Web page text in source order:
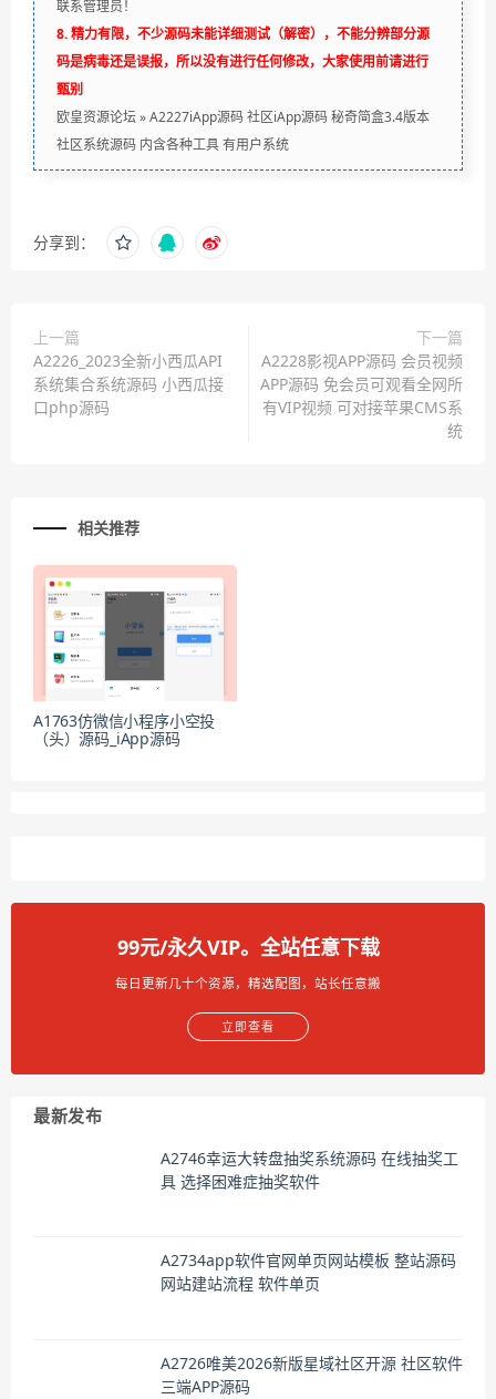
联系管理员！
8. 精力有限，不少源码未能详细测试（解密），不能分辨部分源
码是病毒还是误报，所以没有进行任何修改，大家使用前请进行
甄别
欧皇资源论坛»A2227iApp源码 社区iApp源码 秘奇简盒3.4版本
社区系统源码 内含各种工具 有用户系统
分享到：
上一篇
A2226_2023全新小西瓜API
系统集合系统源码 小西瓜接
口php源码
下一篇
A2228影视APP源码 会员视频
APP源码 免会员可观看全网所
有VIP视频 可对接苹果CMS系
统
相关推荐
A1763仿微信小程序小空投
（头）源码_iApp源码
99元/永久VIP。全站任意下载
每日更新几十个资源，精选配图，站长任意搬
立即查看
最新发布
A2746幸运大转盘抽奖系统源码 在线抽奖工
具 选择困难症抽奖软件
A2734app软件官网单页网站模板 整站源码
网站建站流程 软件单页
A2726唯美2026新版星域社区开源 社区软件
三端APP源码